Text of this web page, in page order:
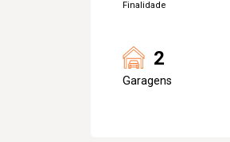
Finalidade
2
Garagens